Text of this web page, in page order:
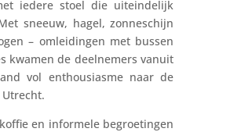
iedere stoel die uiteindelijk
sneeuw, hagel, zonneschijn
– omleidingen met bussen
kwamen de deelnemers vanuit
vol enthousiasme naar de
en informele begroetingen